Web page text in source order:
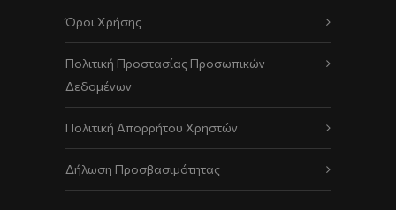
Όροι Χρήσης
Πολιτική Προστασίας Προσωπικών
Δεδομένων
Πολιτική Απορρήτου Χρηστών
Δήλωση Προσβασιμότητας